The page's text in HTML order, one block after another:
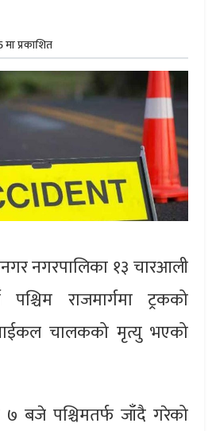
प्रकाशित
नगरपालिका १३ चारआली
राजमार्गमा ट्रकको
चालकको मृत्यु भएको
बजे पश्चिमतर्फ जाँदै गरेको